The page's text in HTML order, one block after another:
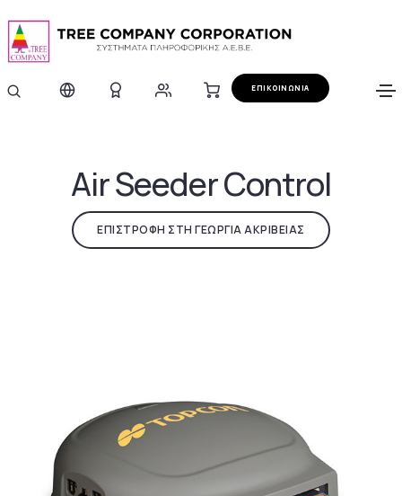
ΕΠΙΚΟΙΝΩΝΙΑ
Air Seeder Control
ΕΠΙΣΤΡΟΦΗ ΣΤΗ ΓΕΩΡΓΙΑ ΑΚΡΙΒΕΙΑΣ